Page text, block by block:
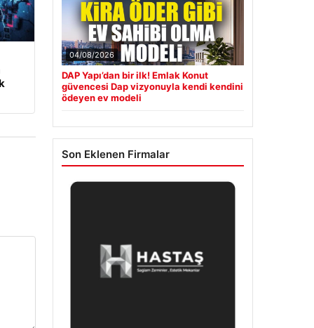
04/08/2026
DAP Yapı’dan bir ilk! Emlak Konut
güvencesi Dap vizyonuyla kendi kendini
ödeyen ev modeli
Son Eklenen Firmalar